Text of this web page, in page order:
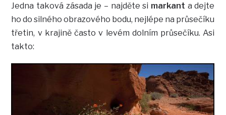
Jedna taková zásada je – najděte si markant a dejte
ho do silného obrazového bodu, nejlépe na průsečíku
třetin, v krajině často v levém dolním průsečíku. Asi
takto: